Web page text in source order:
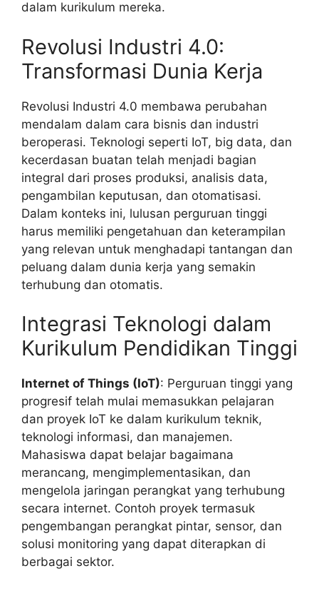
dalam kurikulum mereka.
Revolusi Industri 4.0:
Transformasi Dunia Kerja
Revolusi Industri 4.0 membawa perubahan
mendalam dalam cara bisnis dan industri
beroperasi. Teknologi seperti IoT, big data, dan
kecerdasan buatan telah menjadi bagian
integral dari proses produksi, analisis data,
pengambilan keputusan, dan otomatisasi.
Dalam konteks ini, lulusan perguruan tinggi
harus memiliki pengetahuan dan keterampilan
yang relevan untuk menghadapi tantangan dan
peluang dalam dunia kerja yang semakin
terhubung dan otomatis.
Integrasi Teknologi dalam
Kurikulum Pendidikan Tinggi
Internet of Things (IoT): Perguruan tinggi yang
progresif telah mulai memasukkan pelajaran
dan proyek IoT ke dalam kurikulum teknik,
teknologi informasi, dan manajemen.
Mahasiswa dapat belajar bagaimana
merancang, mengimplementasikan, dan
mengelola jaringan perangkat yang terhubung
secara internet. Contoh proyek termasuk
pengembangan perangkat pintar, sensor, dan
solusi monitoring yang dapat diterapkan di
berbagai sektor.